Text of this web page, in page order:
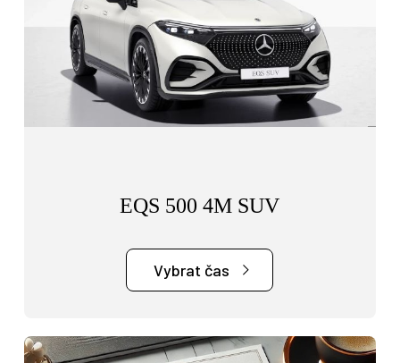
EQS 500 4M SUV
Vybrat čas